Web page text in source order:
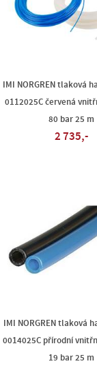
IMI NORGREN tlaková
0112025C červená
80 bar 25 m
2 735,-
IMI NORGREN tlaková
0014025C přírodní
19 bar 25 m